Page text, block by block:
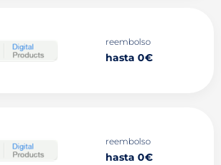
reembolso
hasta 0€
reembolso
hasta 0€